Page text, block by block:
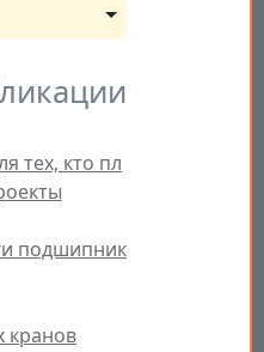
тех, кто пл
подшипник
кранов